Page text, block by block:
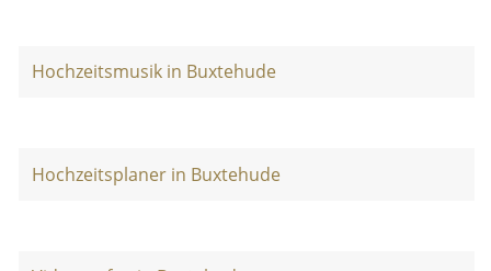
Hochzeitsmusik in Buxtehude
Hochzeitsplaner in Buxtehude